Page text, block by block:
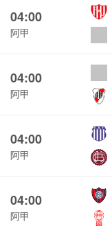
04:00
阿甲
04:00
阿甲
04:00
阿甲
04:00
阿甲